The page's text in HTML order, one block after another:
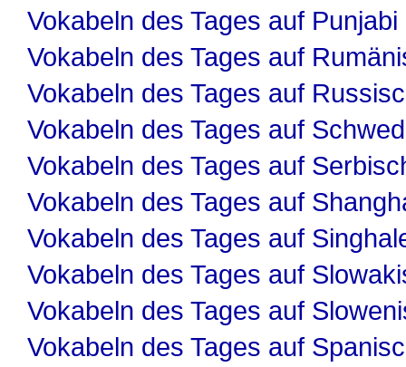
Vokabeln des Tages auf Punjabi
Vokabeln des Tages auf
Vokabeln des Tages auf
Vokabeln des Tages auf
Vokabeln des Tages auf
Vokabeln des Tages auf
Vokabeln des Tages auf
Vokabeln des Tages auf
Vokabeln des Tages auf
Vokabeln des Tages auf